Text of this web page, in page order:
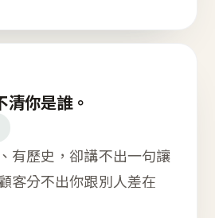
你是誰。
有歷史，卻講不出一句讓
客分不出你跟別人差在